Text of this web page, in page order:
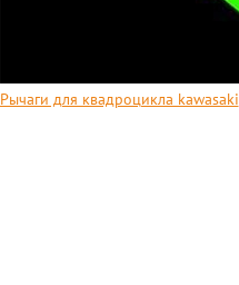
Рычаги для квадроцикла kawasaki